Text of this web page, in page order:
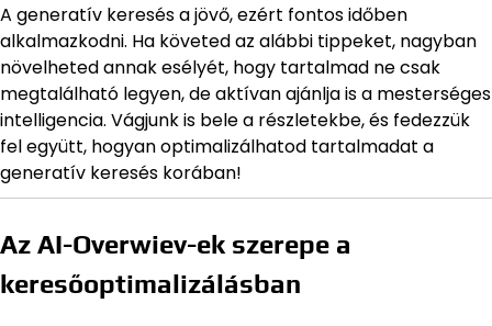
A generatív keresés a jövő, ezért fontos időben
alkalmazkodni. Ha követed az alábbi tippeket, nagyban
növelheted annak esélyét, hogy tartalmad ne csak
megtalálható legyen, de aktívan ajánlja is a mesterséges
intelligencia. Vágjunk is bele a részletekbe, és fedezzük
fel együtt, hogyan optimalizálhatod tartalmadat a
generatív keresés korában!
Az AI-Overwiev-ek szerepe a
keresőoptimalizálásban